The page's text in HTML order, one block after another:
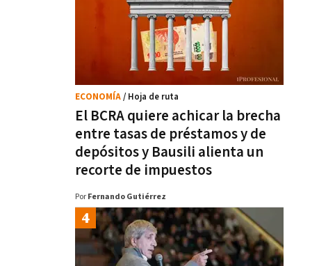
El BCRA quiere achicar la brecha
entre tasas de préstamos y de
depósitos y Bausili alienta un
recorte de impuestos
ECONOMÍA/ Hoja de ruta
Por Fernando Gutiérrez